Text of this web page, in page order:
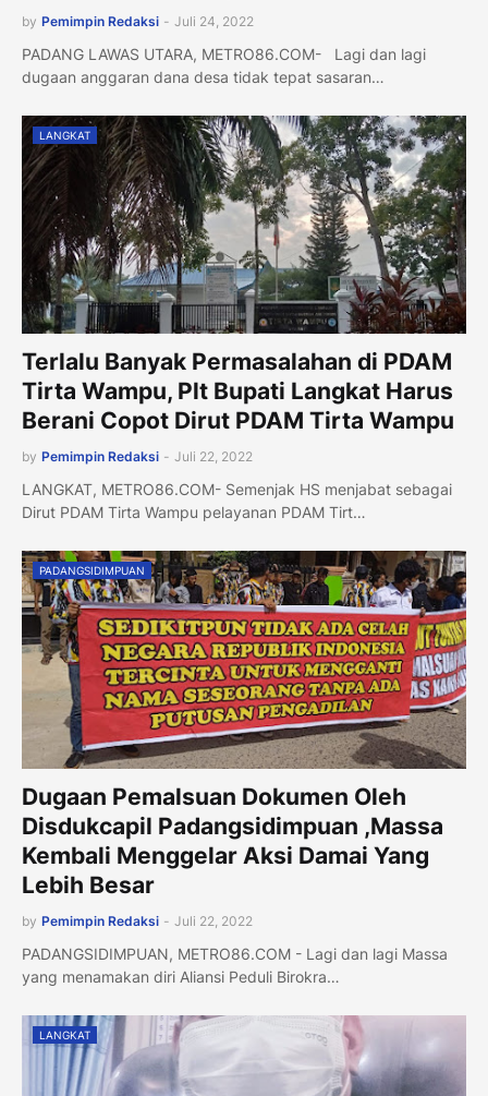
by Pemimpin Redaksi - Juli 24, 2022
PADANG LAWAS UTARA, METRO86.COM- Lagi dan lagi
dugaan anggaran dana desa tidak tepat sasaran…
LANGKAT
Terlalu Banyak Permasalahan di PDAM
Tirta Wampu, Plt Bupati Langkat Harus
Berani Copot Dirut PDAM Tirta Wampu
by Pemimpin Redaksi - Juli 22, 2022
LANGKAT, METRO86.COM- Semenjak HS menjabat sebagai
Dirut PDAM Tirta Wampu pelayanan PDAM Tirt…
PADANGSIDIMPUAN
Dugaan Pemalsuan Dokumen Oleh
Disdukcapil Padangsidimpuan ,Massa
Kembali Menggelar Aksi Damai Yang
Lebih Besar
by Pemimpin Redaksi - Juli 22, 2022
PADANGSIDIMPUAN, METRO86.COM - Lagi dan lagi Massa
yang menamakan diri Aliansi Peduli Birokra…
LANGKAT